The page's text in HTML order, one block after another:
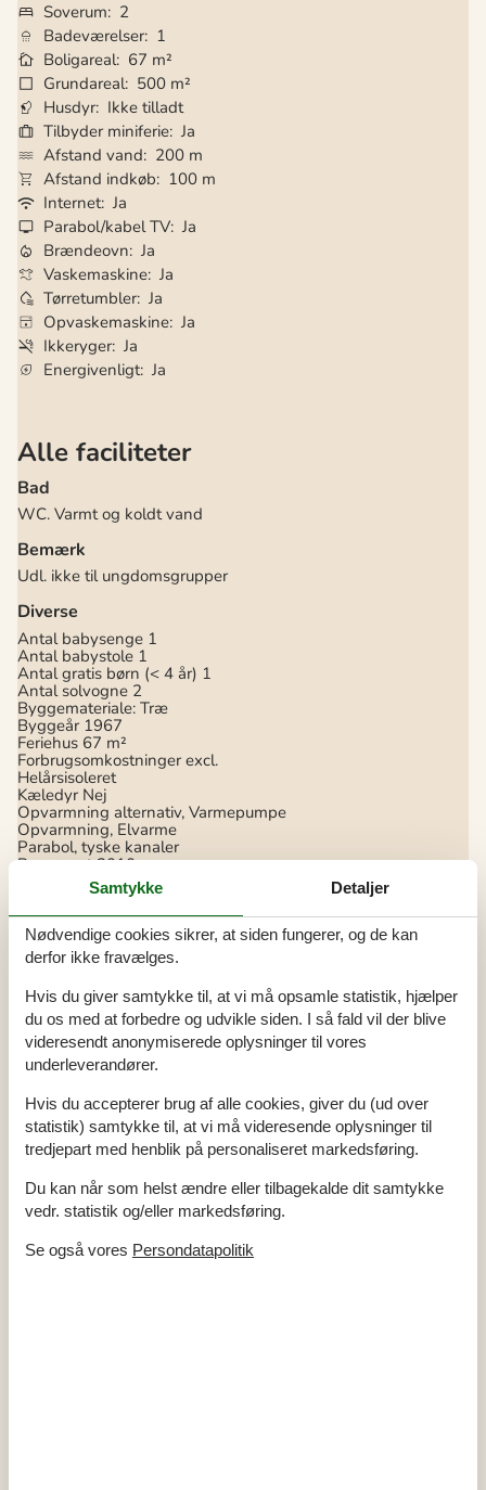
Soverum
2
Badeværelser 1
Boligareal 67 m²
Grundareal 500 m²
Husdyr Ikke tilladt
Tilbyder miniferie Ja
Afstand vand
200 m
Afstand indkøb
100 m
Internet Ja
Parabol/kabel TV Ja
Brændeovn Ja
Vaskemaskine Ja
Tørretumbler Ja
Opvaskemaskine Ja
Ikkeryger Ja
Energivenligt Ja
Alle faciliteter
Bad
WC. Varmt og koldt vand
Bemærk
Udl. ikke til ungdomsgrupper
Diverse
Antal babysenge 1
Antal babystole 1
Antal gratis børn (< 4 år) 1
Antal solvogne 2
Byggemateriale: Træ
Byggeår 1967
Feriehus 67 m²
Forbrugsomkostninger excl.
Helårsisoleret
Kæledyr Nej
Opvarmning alternativ, Varmepumpe
Opvarmning, Elvarme
Parabol, tyske kanaler
Renoveret 2010
Selvbetjent check-in
Støvsuger
Tørretumbler
Vaskemaskine
El artikler
1 DVD
1 TV
DK-DR1/TV2
Internet (trådløst)
Stereoanlæg og CD
I nærheden
Afs. til nærmeste vand/badning 200 m
Afstand til fiskemulighed 200 m
Afstand til indkøb 100 m
Golfbane
500 m
Legeplads 100 m
Minigolf 100 m
Nærmeste restaurant 8 km
Surfmuligheder
Samtykke Detaljer
Nødvendige cookies sikrer, at siden fungerer, og de kan
derfor ikke fravælges.
Hvis du giver samtykke til, at vi må opsamle statistik, hjælper
du os med at forbedre og udvikle siden. I så fald vil der blive
videresendt anonymiserede oplysninger til vores
underleverandører.
Hvis du accepterer brug af alle cookies, giver du (ud over
statistik) samtykke til, at vi må videresende oplysninger til
tredjepart med henblik på personaliseret markedsføring.
Du kan når som helst ændre eller tilbagekalde dit samtykke
vedr. statistik og/eller markedsføring.
Se også vores Persondatapolitik